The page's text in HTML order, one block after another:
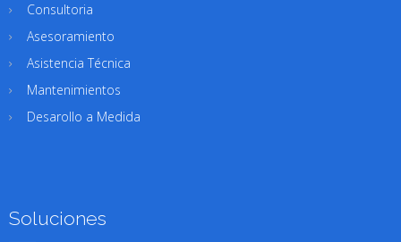
Consultoria
Asesoramiento
Asistencia Técnica
Mantenimientos
Desarollo a Medida
Soluciones